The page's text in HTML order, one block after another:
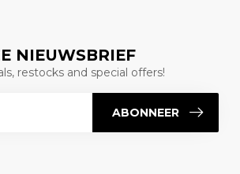
NIEUWSBRIEF
restocks and special offers!
ABONNEER